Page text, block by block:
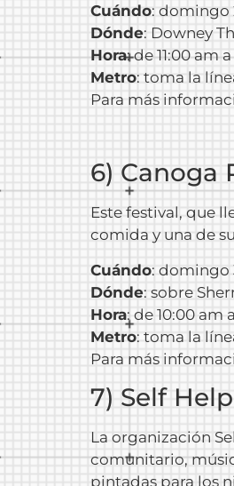
Cuándo: domingo
Dónde: Downey
Hora: de 11:00 am
Metro: toma la
Para más
6) Canoga
Este festival, que
comida y una de
Cuándo: domingo
Dónde: sobre
Hora: de 10:00 am
Metro: toma la
Para más
7) Self
La organización
comunitario,
pintadas para los